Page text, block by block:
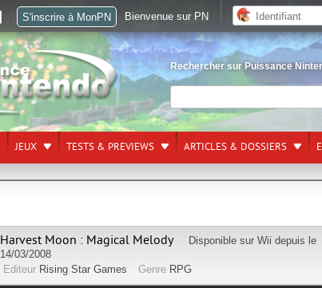
Rechercher sur Puissance
JEUX TESTS & PREVIEWS ARTICLES & DOSSIERS
Harvest Moon : Magical Melody Disponible sur Wii depuis le
14/03/2008
Editeur Rising Star Games Genre RPG
S'inscrire à MonPN Bienvenue sur PN